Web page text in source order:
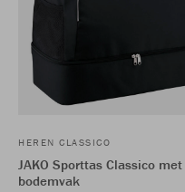
HEREN CLASSICO
JAKO Sporttas Classico met
bodemvak